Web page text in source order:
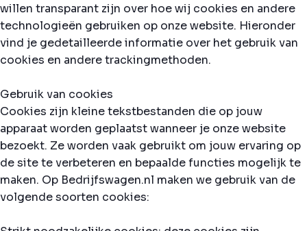
willen transparant zijn over hoe wij cookies en andere
technologieën gebruiken op onze website. Hieronder
vind je gedetailleerde informatie over het gebruik van
cookies en andere trackingmethoden.
Gebruik van cookies
Cookies zijn kleine tekstbestanden die op jouw
apparaat worden geplaatst wanneer je onze website
bezoekt. Ze worden vaak gebruikt om jouw ervaring op
de site te verbeteren en bepaalde functies mogelijk te
maken. Op Bedrijfswagen.nl maken we gebruik van de
volgende soorten cookies: